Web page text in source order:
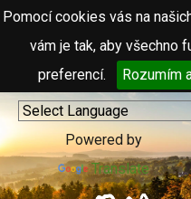
Pomocí cookies vás na
vám je tak, aby všechno
preferencí.
Rozumím
Powered by
Translate